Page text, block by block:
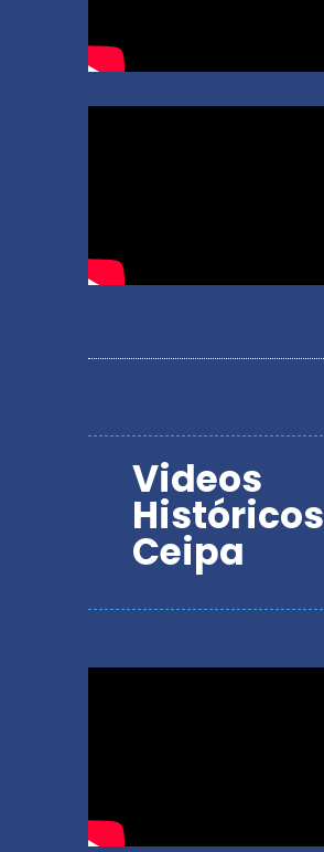
Videos
Históricos
Ceipa